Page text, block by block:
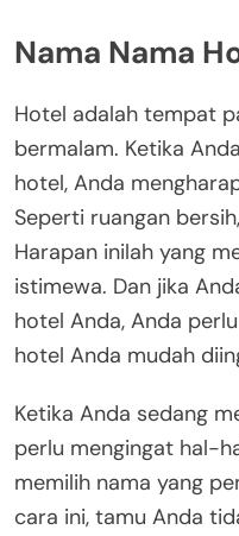
Nama Nama
Hotel adalah tempat
bermalam. Ketika
hotel, Anda
Seperti ruangan
Harapan inilah yang
istimewa. Dan jika
hotel Anda, Anda
hotel Anda mudah
Ketika Anda sedang
perlu mengingat hal-
memilih nama yang
cara ini, tamu Anda